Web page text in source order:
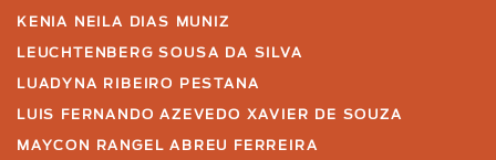
KENIA NEILA DIAS MUNIZ
LEUCHTENBERG SOUSA DA SILVA
LUADYNA RIBEIRO PESTANA
LUIS FERNANDO AZEVEDO XAVIER DE SOUZA
MAYCON RANGEL ABREU FERREIRA